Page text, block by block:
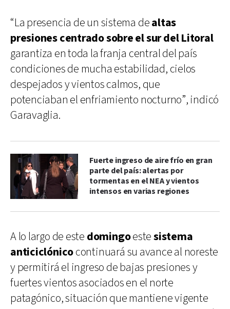
“La presencia de un sistema dealtas
presiones centrado sobre el sur del Litoral
garantiza en toda la franja central del país
condiciones de mucha estabilidad, cielos
despejados y vientos calmos, que
potenciaban el enfriamiento nocturno”, indicó
Garavaglia.
Fuerte ingreso de aire frío en gran
parte del país: alertas por
tormentas en el NEA y vientos
intensos en varias regiones
A lo largo de este domingoestesistema
anticiclónicocontinuará su avance al noreste
y permitirá el ingreso de bajas presiones y
fuertes vientos asociados en el norte
patagónico, situación que mantiene vigente